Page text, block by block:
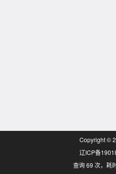
Copyright ©
辽ICP备
查询 69 次，耗